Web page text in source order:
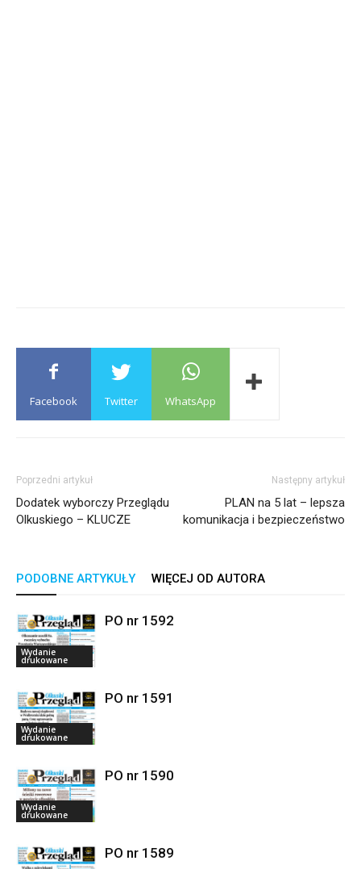
Facebook Twitter WhatsApp
Poprzedni artykuł
Dodatek wyborczy Przeglądu
Olkuskiego – KLUCZE
Następny artykuł
PLAN na 5 lat – lepsza
komunikacja i bezpieczeństwo
PODOBNE ARTYKUŁY WIĘCEJ OD AUTORA
Wydanie
drukowane
PO nr 1592
Wydanie
drukowane
PO nr 1591
Wydanie
drukowane
PO nr 1590
PO nr 1589